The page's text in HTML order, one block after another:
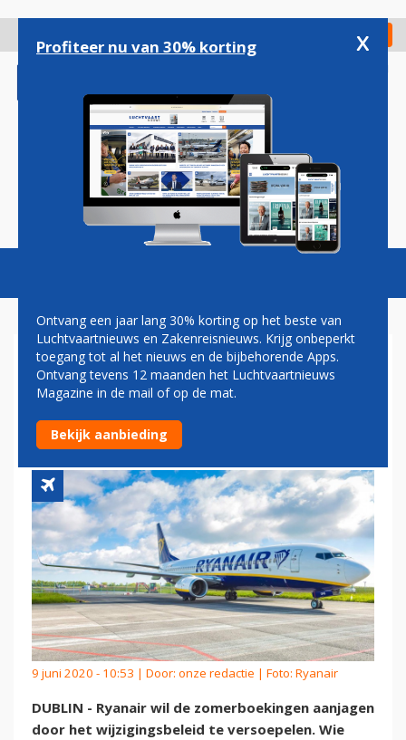
gaan
Check in
Magazine Podcasts Vacatures
RYANAIR: GEEN
WIJZIGINGSTOESLAG TIJDENS
ZOMERMAANDEN
9 juni 2020 - 10:53 | Door: onze redactie | Foto: Ryanair
DUBLIN - Ryanair wil de zomerboekingen aanjagen
door het wijzigingsbeleid te versoepelen. Wie
Profiteer nu van 30% korting x
Ontvang een jaar lang 30% korting op het beste van
Luchtvaartnieuws en Zakenreisnieuws. Krijg onbeperkt
toegang tot al het nieuws en de bijbehorende Apps.
Ontvang tevens 12 maanden het Luchtvaartnieuws
Magazine in de mail of op de mat.
Bekijk aanbieding